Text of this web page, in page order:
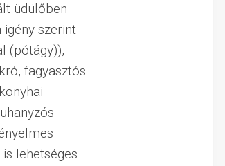
üdülőben
szerint
(pótágy)),
fagyasztós
lehetséges